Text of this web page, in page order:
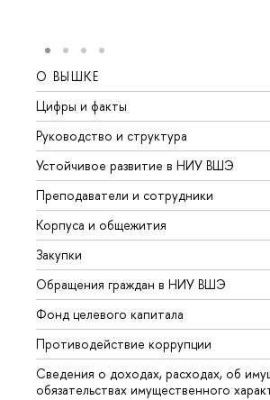
О ВЫШКЕ
Цифры и факты
Руководство и структура
Устойчивое развитие в НИУ ВШЭ
Преподаватели и сотрудники
Корпуса и общежития
Закупки
Обращения граждан в НИУ ВШЭ
Фонд целевого капитала
Противодействие коррупции
Сведения о доходах, расходах, об
обязательствах имущественного